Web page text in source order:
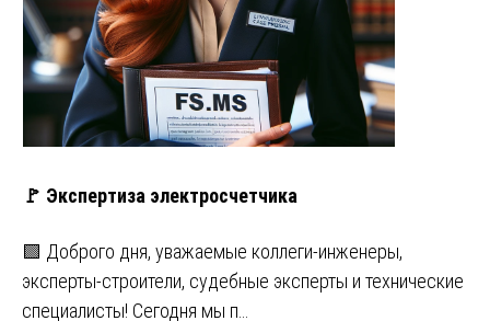
🚩 Экспертиза электросчетчика
🟩 Доброго дня, уважаемые коллеги-инженеры,
эксперты-строители, судебные эксперты и технические
специалисты! Сегодня мы п…